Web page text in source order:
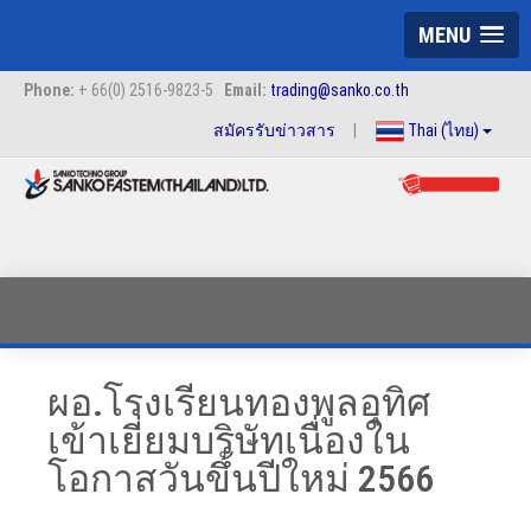
MENU
Phone: + 66(0) 2516-9823-5 Email: trading@sanko.co.th
สมัครรับข่าวสาร Thai (ไทย)
ผอ.โรงเรียนทองพูลอุทิศ
เข้าเยี่ยมบริษัทเนื่องใน
โอกาสวันขึ้นปีใหม่ 2566